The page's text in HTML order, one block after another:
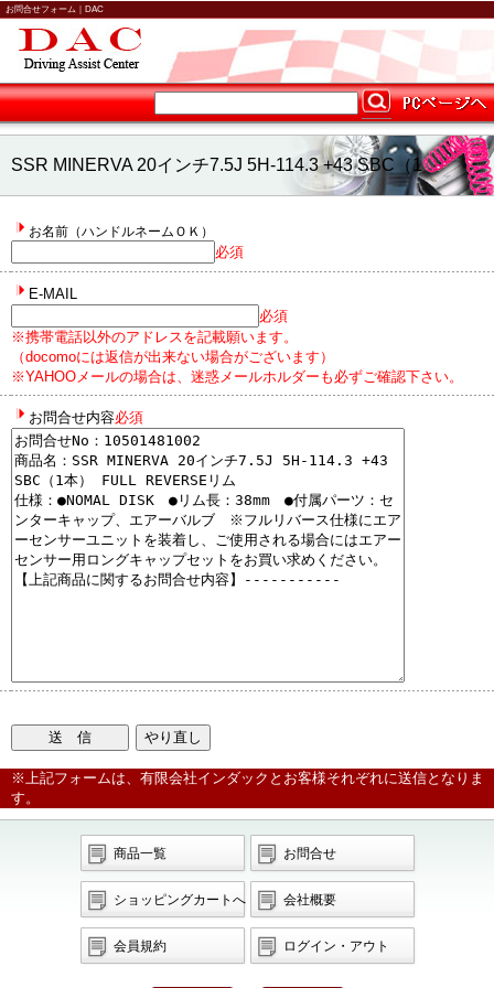
お問合せフォーム｜DAC
SSR MINERVA 20インチ7.5J 5H-114.3 +43 SBC（1
本） FULL REVERSEリムに関するお問合せ
お名前（ハンドルネームＯＫ）
必須
E-MAIL
必須
※携帯電話以外のアドレスを記載願います。
（docomoには返信が出来ない場合がございます）
※YAHOOメールの場合は、迷惑メールホルダーも必ずご確認下さい。
お問合せ内容必須
※上記フォームは、有限会社インダックとお客様それぞれに送信となりま
す。
商品一覧 お問合せ
ショッピングカートへ 会社概要
会員規約 ログイン・アウト